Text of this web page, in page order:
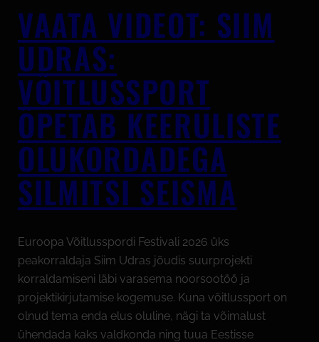
VAATA VIDEOT: SIIM
UDRAS:
VÕITLUSSPORT
ÕPETAB KEERULISTE
OLUKORDADEGA
SILMITSI SEISMA
Euroopa Võitlusspordi Festivali 2026 üks
peakorraldaja Siim Udras jõudis suurprojekti
korraldamiseni läbi varasema noorsootöö ja
projektikirjutamise kogemuse. Kuna võitlussport on
olnud tema enda elus oluline, nägi ta võimalust
ühendada kaks valdkonda ning tuua Eestisse